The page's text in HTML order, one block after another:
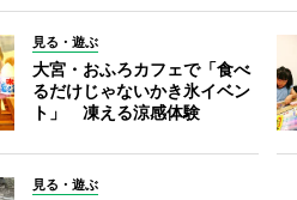
見る・遊ぶ
大宮・おふろカフェで「食べ
るだけじゃないかき氷イベン
ト」 凍える涼感体験
見る・遊ぶ